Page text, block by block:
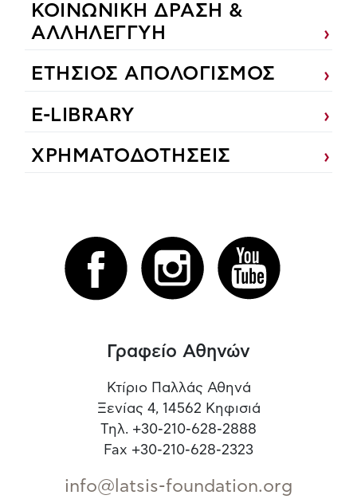
ΚΟΙΝΩΝΙΚΗ ΔΡΑΣΗ &
ΑΛΛΗΛΕΓΓΥΗ
ΕΤΗΣΙΟΣ ΑΠΟΛΟΓΙΣΜΟΣ
E-LIBRARY
ΧΡΗΜΑΤΟΔΟΤΗΣΕΙΣ
Γραφείο Αθηνών
Κτίριο Παλλάς Αθηνά
Ξενίας 4, 14562 Κηφισιά
Τηλ. +30-210-628-2888
Fax +30-210-628-2323
info@latsis-foundation.org